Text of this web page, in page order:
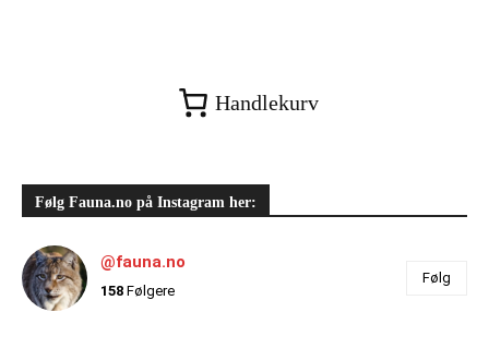
Handlekurv
Følg Fauna.no på Instagram her:
@fauna.no
158 Følgere
Følg